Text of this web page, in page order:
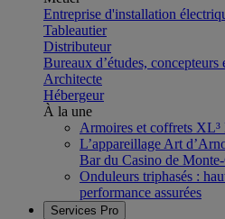
Entreprise d'installation
Tableautier
Distributeur
Bureaux d’études, concepteurs
Architecte
Hébergeur
À la une
Armoires et coffrets XL³
L’appareillage Art
Bar du Casino de
Onduleurs triphasés :
performance assurées
Services Pro